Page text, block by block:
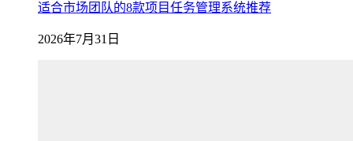
适合市场团队的8款项目任务管理系统推荐
2026年7月31日